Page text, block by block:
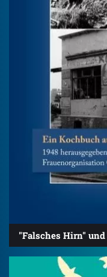
"Falsches Hirn" und